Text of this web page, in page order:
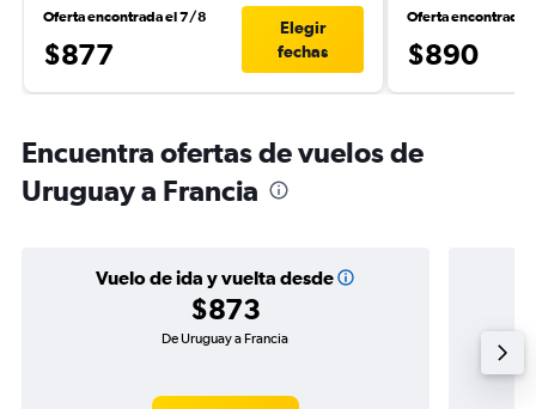
Oferta encontrada el 7/8
$877
Elegir
fechas
Oferta encontrada
$890
Encuentra ofertas de vuelos de
Uruguay a Francia
Vuelo de ida y vuelta desde
$873
De Uruguay a Francia